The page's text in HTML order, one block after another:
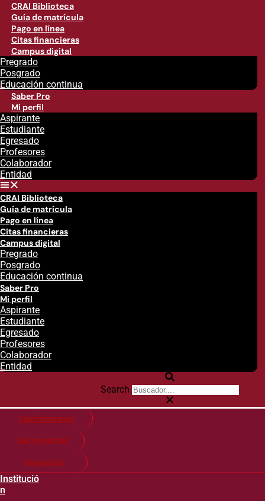
CRAI Biblioteca
Guía de matrícula
Pago en línea
Citas financieras
Campus digital
Pregrado
Posgrado
Educación continua
Saber Pro
Mi perfil
Aspirante
Estudiante
Egresado
Profesores
Colaborador
Entidad
CRAI Biblioteca
Guía de matrícula
Pago en línea
Citas financieras
Campus digital
Pregrado
Posgrado
Educación continua
Saber Pro
Mi perfil
Aspirante
Estudiante
Egresado
Profesores
Colaborador
Entidad
Search
Citas financieras
Guía de matricula
Pago en línea
Institució
n